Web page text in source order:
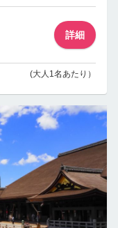
詳細
(大人1名あたり）